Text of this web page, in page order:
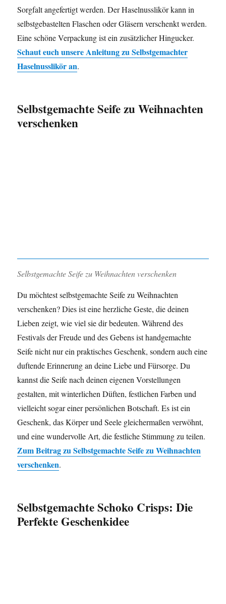
Sorgfalt angefertigt werden. Der Haselnusslikör kann in
selbstgebastelten Flaschen oder Gläsern verschenkt werden.
Eine schöne Verpackung ist ein zusätzlicher Hingucker.
Schaut euch unsere Anleitung zuSelbstgemachter
Haselnussliköran.
Selbstgemachte Seife zu Weihnachten
verschenken
Selbstgemachte Seife zu Weihnachten verschenken
Du möchtest selbstgemachte Seife zu Weihnachten
verschenken? Dies ist eine herzliche Geste, die deinen
Lieben zeigt, wie viel sie dir bedeuten. Während des
Festivals der Freude und des Gebens ist handgemachte
Seife nicht nur ein praktisches Geschenk, sondern auch eine
duftende Erinnerung an deine Liebe und Fürsorge. Du
kannst die Seife nach deinen eigenen Vorstellungen
gestalten, mit winterlichen Düften, festlichen Farben und
vielleicht sogar einer persönlichen Botschaft. Es ist ein
Geschenk, das Körper und Seele gleichermaßen verwöhnt,
und eine wundervolle Art, die festliche Stimmung zu teilen.
Zum Beitrag zuSelbstgemachte Seife zu Weihnachten
verschenken.
Selbstgemachte Schoko Crisps: Die
Perfekte Geschenkidee